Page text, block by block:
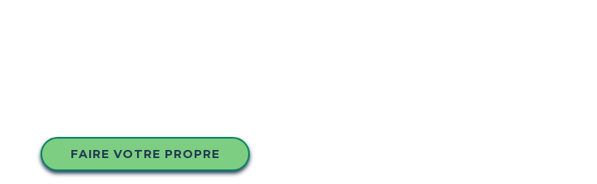
FAIRE VOTRE PROPRE